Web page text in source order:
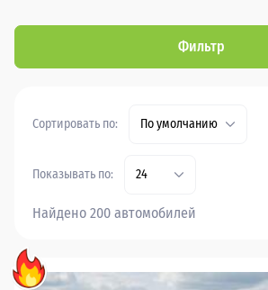
Фильтр
Сортировать по: По умолчанию
Показывать по: 24
Найдено 200 автомобилей